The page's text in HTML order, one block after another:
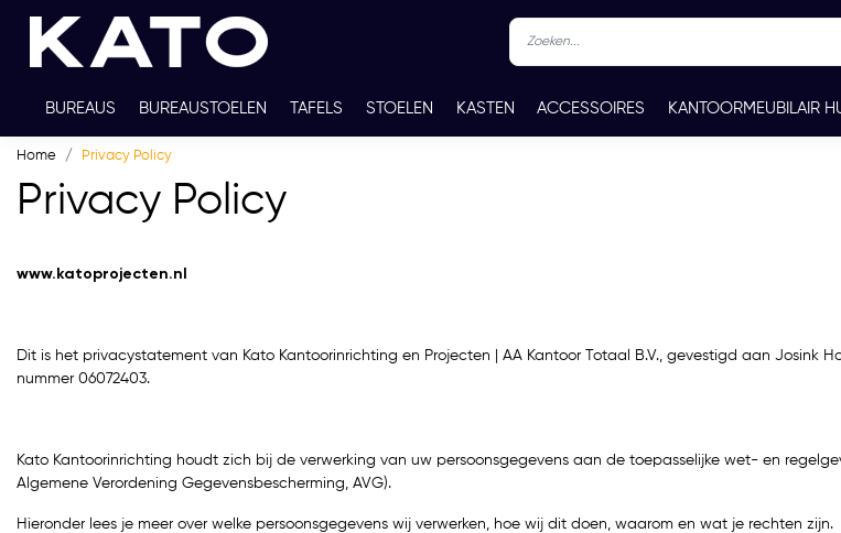
BUREAUS BUREAUSTOELEN TAFELS STOELEN KASTEN ACCESSOIRES KANTOORMEUBILAIR
TWEEDEHANDS
Home Privacy Policy
Privacy Policy
www.katoprojecten.nl
Dit is het privacystatement van Kato Kantoorinrichting en Projecten | AA Kantoor Totaal B.V., gevestigd aan Josink
nummer 06072403.
Kato Kantoorinrichting houdt zich bij de verwerking van uw persoonsgegevens aan de toepasselijke wet- en
Algemene Verordening Gegevensbescherming, AVG).
Hieronder lees je meer over welke persoonsgegevens wij verwerken, hoe wij dit doen, waarom en wat je rechten zijn.